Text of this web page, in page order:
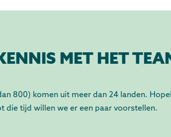
MET HET
800) komen uit meer dan 24 landen.
die tijd willen we er een paar voorstellen.